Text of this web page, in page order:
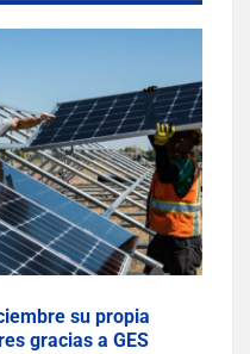
su propia
gracias a GES